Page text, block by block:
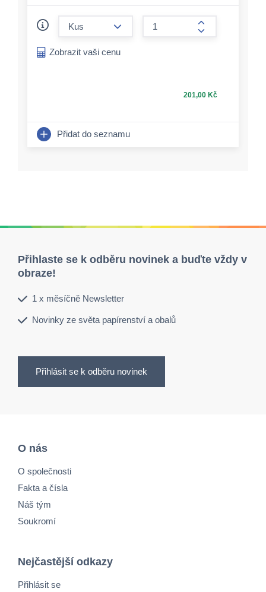
form.increase-
Zobrazit vaši cenu
201,00 Kč
Přidat do seznamu
Přihlaste se k odběru novinek a buďte vždy v
obraze!
1 x měsíčně Newsletter
Novinky ze světa papírenství a obalů
Přihlásit se k odběru novinek
O nás
O společnosti
Fakta a čísla
Náš tým
Soukromí
Nejčastější odkazy
Přihlásit se